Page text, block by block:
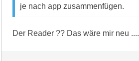
je nach app zusammenfügen.
Der Reader ?? Das wäre mir neu ....